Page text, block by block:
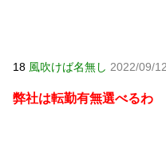
18 風吹けば名無し 2022/09/
弊社は転勤有無選べるわ